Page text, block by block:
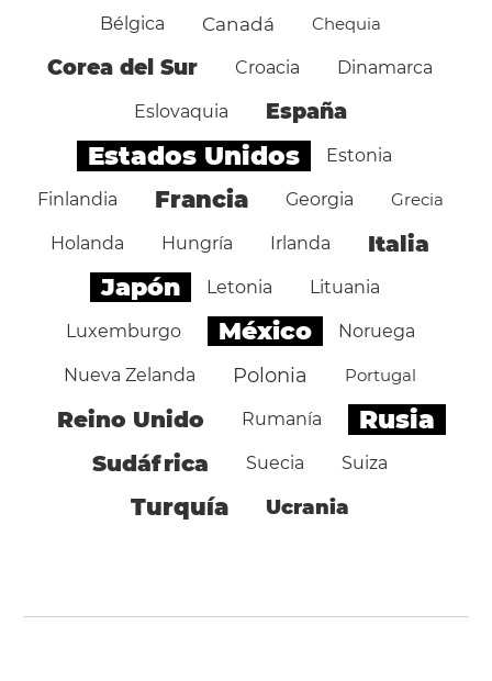
Bélgica Canadá Chequia
Corea del Sur Croacia Dinamarca
Eslovaquia España
Estados Unidos Estonia
Finlandia Francia Georgia Grecia
Holanda Hungría Irlanda Italia
Japón Letonia Lituania
Luxemburgo México Noruega
Nueva Zelanda Polonia Portugal
Reino Unido Rumanía Rusia
Sudáfrica Suecia Suiza
Turquía Ucrania